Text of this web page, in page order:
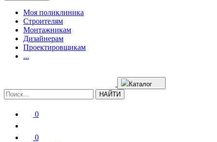
Моя поликлиника
Строителям
Монтажникам
Дизайнерам
Проектировщикам
...
Каталог
НАЙТИ
0
0